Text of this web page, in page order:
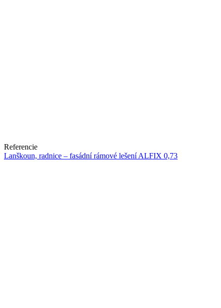
Referencie
Lanškoun, radnice – fasádní rámové lešení ALFIX 0,73